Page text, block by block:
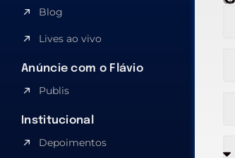
Blog
Lives ao vivo
Anúncie com o Flávio
Publis
Institucional
Depoimentos